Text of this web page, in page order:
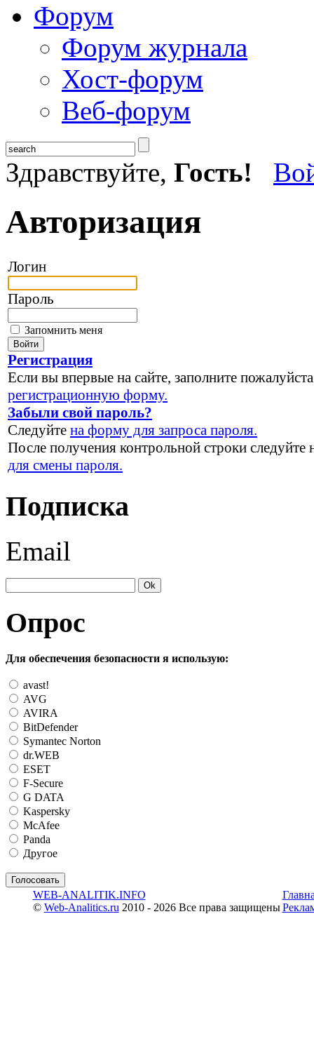
Форум
Форум журнала
Хост-форум
Веб-форум
Здравствуйте, Гость!
Авторизация
Логин
Пароль
Запомнить меня
Регистрация
Если вы впервые на сайте, заполните пожалуйста
регистрационную форму.
Забыли свой пароль?
Следуйте на форму для запроса пароля.
После получения контрольной строки следуйте
для смены пароля.
Подписка
Email
Опрос
Для обеспечения безопасности я использую:
avast!
AVG
AVIRA
BitDefender
Symantec Norton
dr.WEB
ESET
F-Secure
G DATA
Kaspersky
McAfee
Panda
Другое
WEB-ANALITIK.INFO
© Web-Analitics.ru 2010 - 2026 Все права защищены